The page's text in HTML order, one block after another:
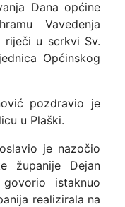
Dana općine
Vavedenja
riječi u scrkvi Sv.
Općinskog
pozdravio je
u Plaški.
je nazočio
županije Dejan
istaknuo
realizirala na